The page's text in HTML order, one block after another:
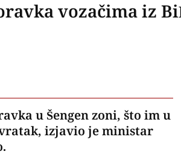
vozačima iz
u Šengen zoni, što im u
izjavio je ministar